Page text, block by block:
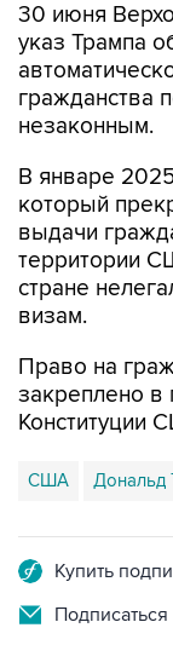
30 июня
указ Трампа
гражданства
незаконным.
В январе
который
выдачи
территории
стране
визам.
Право на
закреплено в
Конституции
США Дональд
Купить